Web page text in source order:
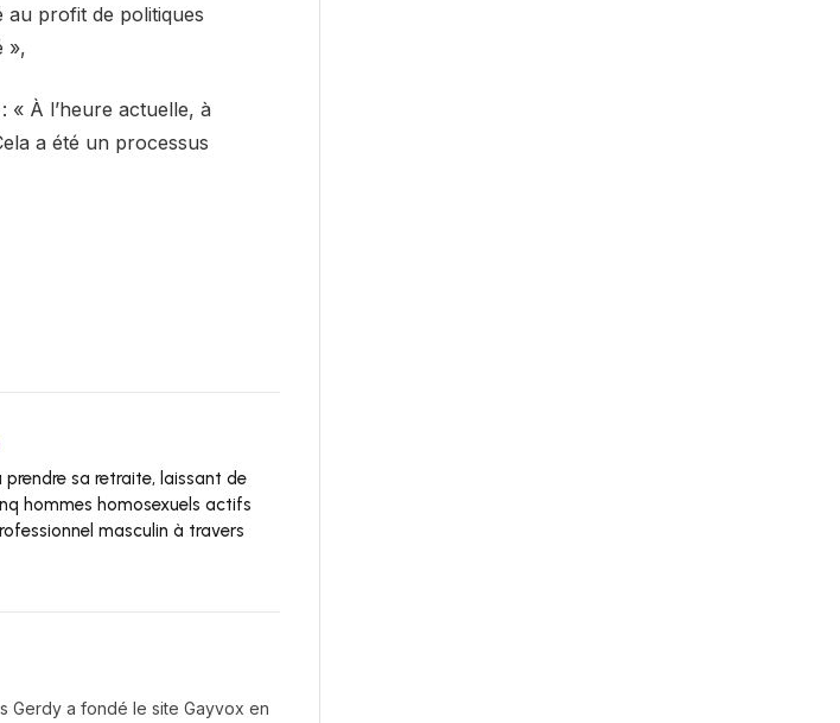
au profit de politiques
»,
« À l’heure actuelle, à
a été un processus
sa retraite, laissant de
hommes homosexuels actifs
masculin à travers
Gerdy a fondé le site Gayvox en